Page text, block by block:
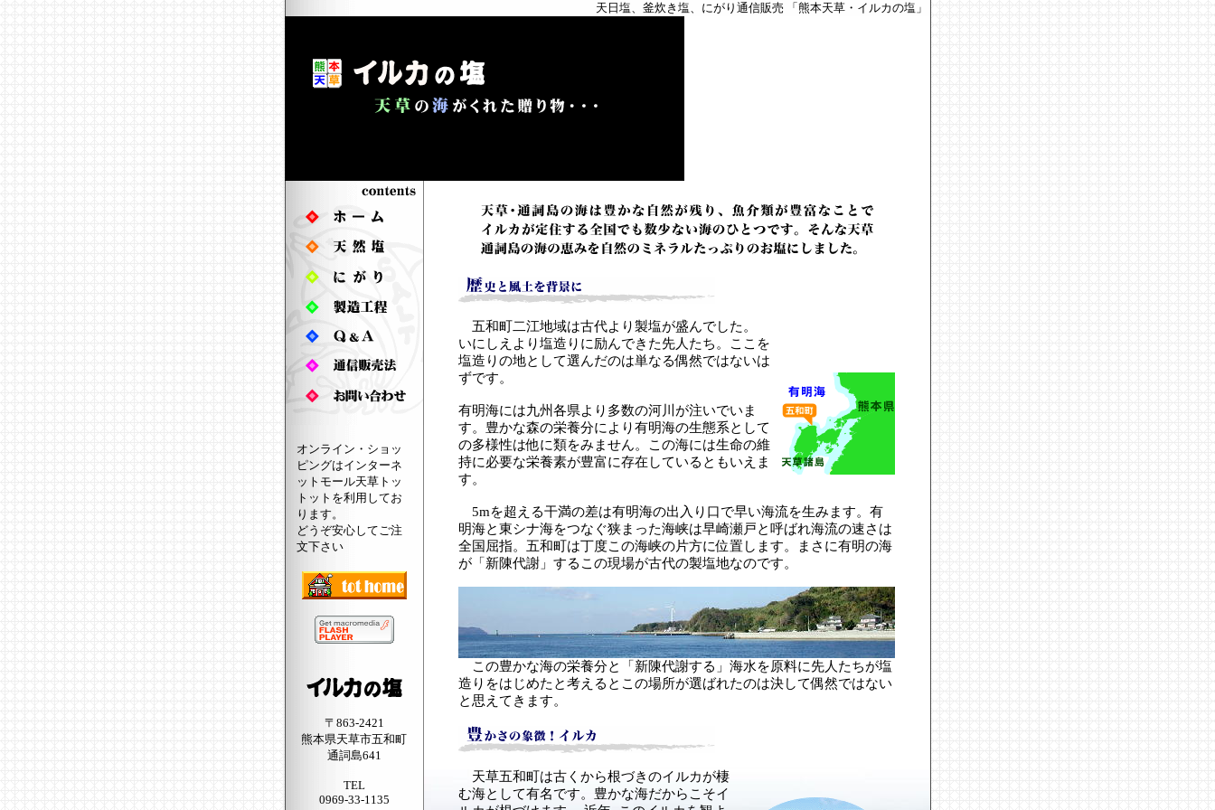
天日塩、釜炊き塩、にがり通信販売 「熊本天草・イルカの塩」
オンライン・ショッ
ピングはインターネ
ットモール天草トッ
トットを利用してお
ります。
どうぞ安心してご注
文下さい
〒863-2421
熊本県天草市五和町
通詞島641
TEL
0969-33-1135
五和町二江地域は古代より製塩が盛んでした。
いにしえより塩造りに励んできた先人たち。ここを
塩造りの地として選んだのは単なる偶然ではないは
ずです。
有明海には九州各県より多数の河川が注いでいま
す。豊かな森の栄養分により有明海の生態系として
の多様性は他に類をみません。この海には生命の維
持に必要な栄養素が豊富に存在しているともいえま
す。
5mを超える干満の差は有明海の出入り口で早い海流を生みます。有
明海と東シナ海をつなぐ狭まった海峡は早崎瀬戸と呼ばれ海流の速さは
全国屈指。五和町は丁度この海峡の片方に位置します。まさに有明の海
が「新陳代謝」するこの現場が古代の製塩地なのです。
この豊かな海の栄養分と「新陳代謝する」海水を原料に先人たちが塩
造りをはじめたと考えるとこの場所が選ばれたのは決して偶然ではない
と思えてきます。
天草五和町は古くから根づきのイルカが棲
む海として有名です。豊かな海だからこそイ